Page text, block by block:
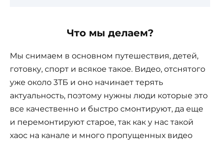
Что мы делаем?
Мы снимаем в основном путешествия, детей,
готовку, спорт и всякое такое. Видео, отснятого
уже около 3ТБ и оно начинает терять
актуальность, поэтому нужны люди которые это
все качественно и быстро смонтируют, да еще
и перемонтируют старое, так как у нас такой
хаос на канале и много пропущенных видео